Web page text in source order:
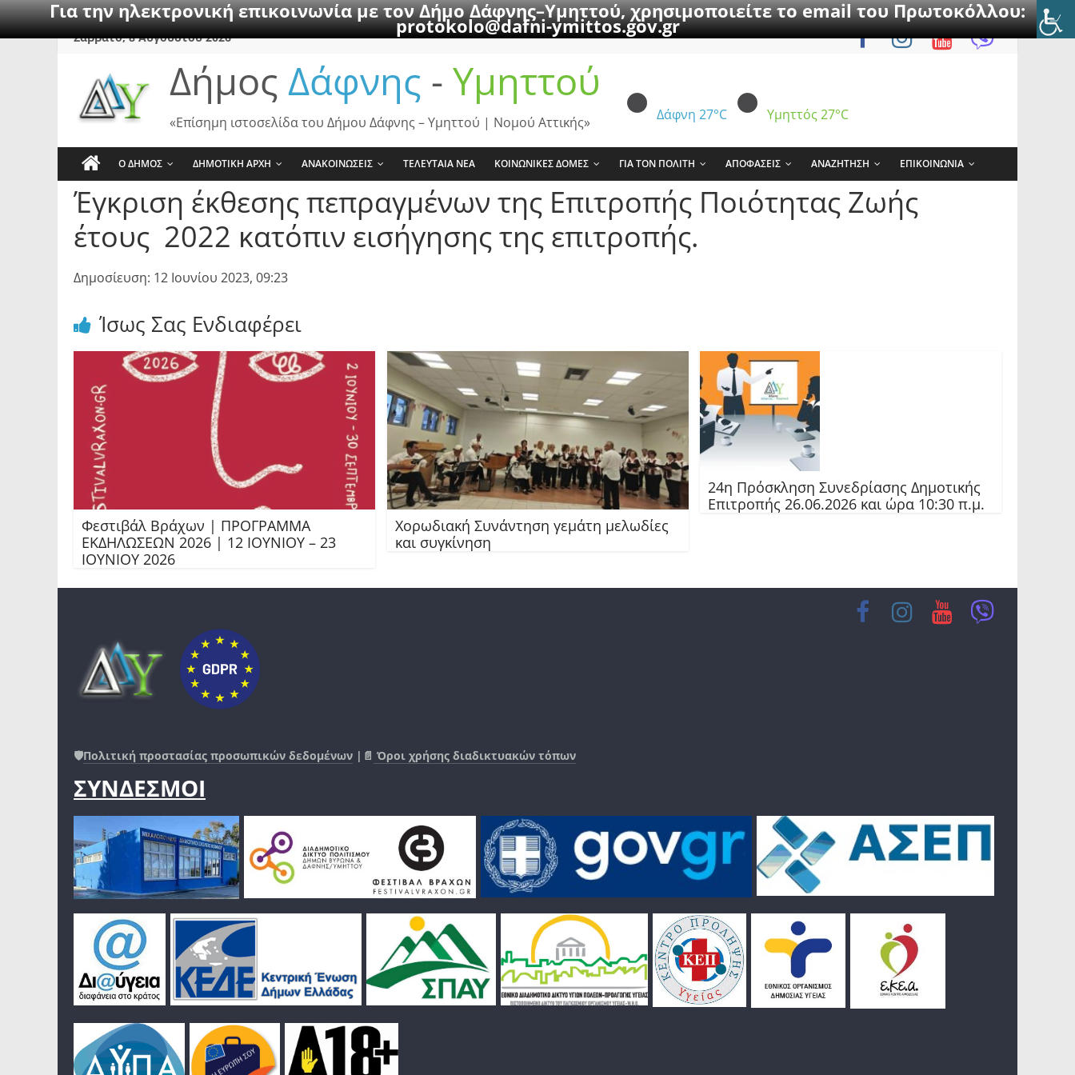
Για την ηλεκτρονική επικοινωνία με τον Δήμο Δάφνης–Υμηττού, χρησιμοποιείτε το email του Πρωτοκόλλου:
protokolo@dafni-ymittos.gov.gr
SkipΣάββατο, 8 Αυγούστου 2026
Δήμος Δάφνης - Υμηττού
Δάφνη 27°C Υμηττός 27°C
«Επίσημη ιστοσελίδα του Δήμου Δάφνης – Υμηττού | Νομού Αττικής»
Ο ΔΗΜΟΣ ΔΗΜΟΤΙΚΗ ΑΡΧΗ ΑΝΑΚΟΙΝΩΣΕΙΣ ΤΕΛΕΥΤΑΙΑ ΝΕΑ ΚΟΙΝΩΝΙΚΕΣ ΔΟΜΕΣ ΓΙΑ ΤΟΝ ΠΟΛΙΤΗ ΑΠΟΦΑΣΕΙΣ ΑΝΑΖΗΤΗΣΗ ΕΠΙΚΟΙΝΩΝΙΑ
Έγκριση έκθεσης πεπραγμένων της Επιτροπής Ποιότητας Ζωής
έτους 2022 κατόπιν εισήγησης της επιτροπής.
Δημοσίευση: 12 Ιουνίου 2023, 09:23
Ίσως Σας Ενδιαφέρει
Φεστιβάλ Βράχων | ΠΡΟΓΡΑΜΜΑ
ΕΚΔΗΛΩΣΕΩΝ 2026 | 12 ΙΟΥΝΙΟΥ – 23
ΙΟΥΝΙΟΥ 2026
Χορωδιακή Συνάντηση γεμάτη μελωδίες
και συγκίνηση
24η Πρόσκληση Συνεδρίασης Δημοτικής
Επιτροπής 26.06.2026 και ώρα 10:30 π.μ.
🛡️Πολιτική προστασίας προσωπικών δεδομένων |📄 Όροι χρήσης διαδικτυακών τόπων
ΣΥΝΔΕΣΜΟΙ